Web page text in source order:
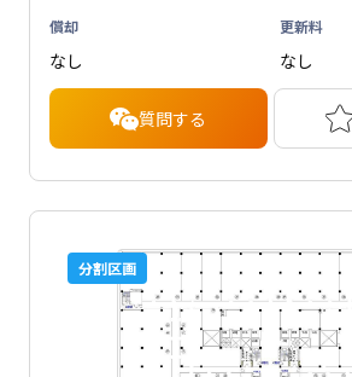
償却
なし
更新料
なし
質問する
分割区画